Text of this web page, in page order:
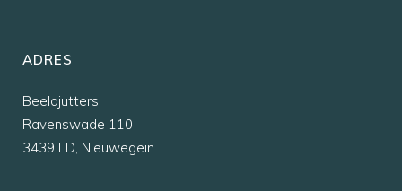
ADRES
Beeldjutters
Ravenswade 110
3439 LD, Nieuwegein